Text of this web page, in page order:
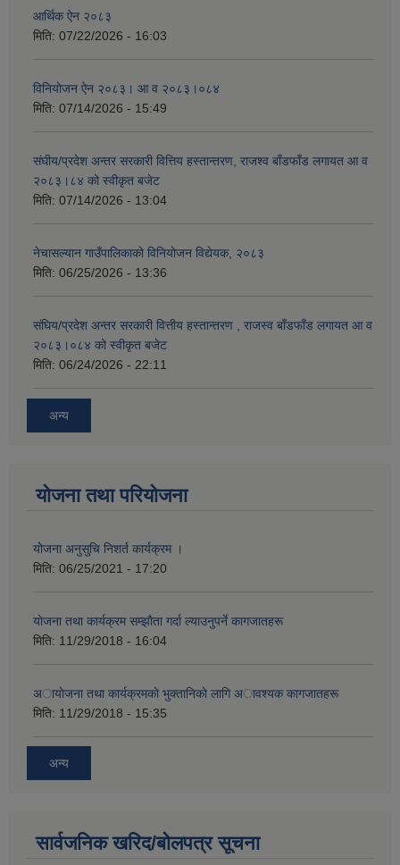
आर्थिक ऐन २०८३
मिति: 07/22/2026 - 16:03
विनियोजन ऐन २०८३। आ व २०८३।०८४
मिति: 07/14/2026 - 15:49
संघीय/प्रदेश अन्तर सरकारी वित्तिय हस्तान्तरण, राजश्व बाँडफाँड लगायत आ व
२०८३।८४ को स्वीकृत बजेट
मिति: 07/14/2026 - 13:04
नेचासल्यान गाउँपालिकाको विनियोजन विद्येयक, २०८३
मिति: 06/25/2026 - 13:36
संघिय/प्रदेश अन्तर सरकारी वित्तीय हस्तान्तरण , राजस्व बाँडफाँड लगायत आ व
२०८३।०८४ को स्वीकृत बजेट
मिति: 06/24/2026 - 22:11
अन्य
योजना तथा परियोजना
योेजना अनुसुचि निशर्त कार्यक्रम ।
मिति: 06/25/2021 - 17:20
याेजना तथा कार्यक्रम सम्झाैता गर्दा ल्याउनुपर्ने कागजातहरू
मिति: 11/29/2018 - 16:04
अायाेजना तथा कार्यक्रमकाे भुक्तानिकाे लागि अावश्यक कागजातहरू
मिति: 11/29/2018 - 15:35
अन्य
सार्वजनिक खरिद/बोलपत्र सूचना